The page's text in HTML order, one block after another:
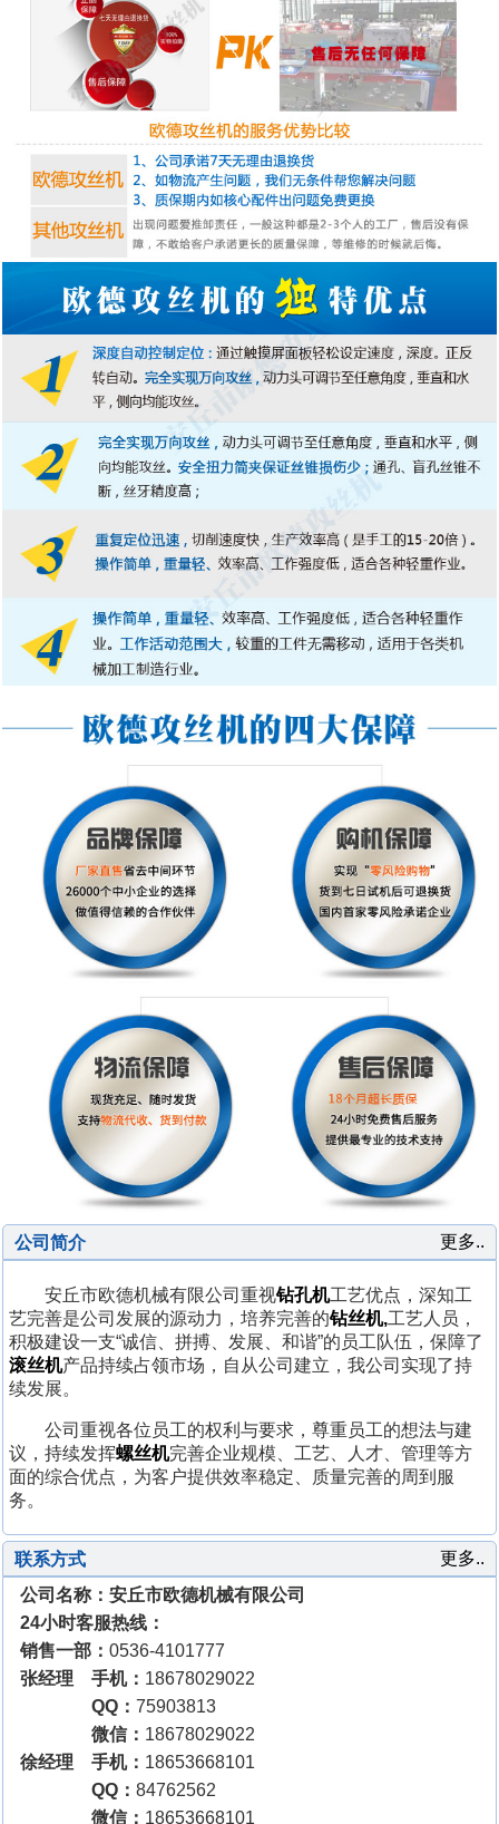
更多..
公司简介
安丘市欧德机械有限公司重视钻孔机工艺优点，深知工
艺完善是公司发展的源动力，培养完善的钻丝机,工艺人员，
积极建设一支“诚信、拼搏、发展、和谐”的员工队伍，保障了
滚丝机产品持续占领市场，自从公司建立，我公司实现了持
续发展。
公司重视各位员工的权利与要求，尊重员工的想法与建
议，持续发挥螺丝机完善企业规模、工艺、人才、管理等方
面的综合优点，为客户提供效率稳定、质量完善的周到服
务。
更多..
联系方式
公司名称：安丘市欧德机械有限公司
24小时客服热线：
销售一部：0536-4101777
张经理 手机： 18678029022
QQ：75903813
微信： 18678029022
徐经理 手机： 18653668101
QQ：84762562
微信： 18653668101